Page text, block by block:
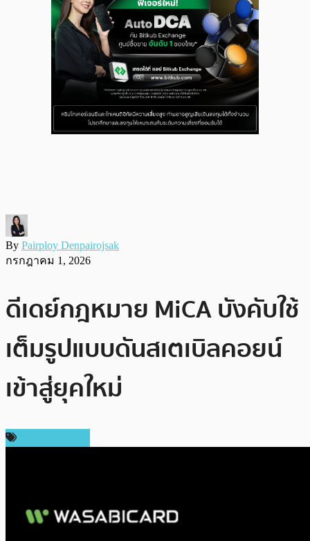
By Pairploy Denpairojsak
กรกฎาคม 1, 2026
ดีเดย์กฎหมาย MiCA บังคับใช้
เต็มรูปแบบดันสเตเบิลคอยน์
เข้าสู่ยุคใหม่